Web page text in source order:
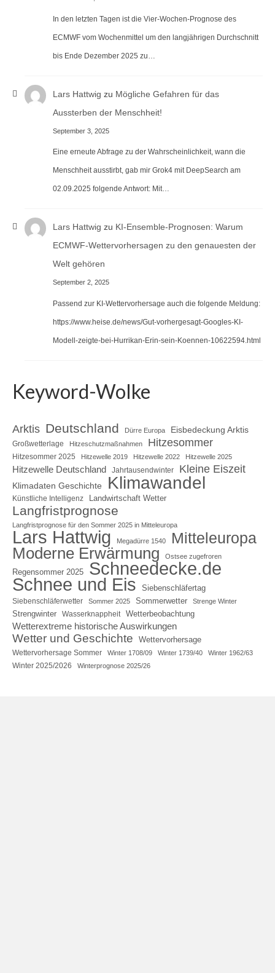
In den letzten Tagen ist die Vier-Wochen-Prognose des
ECMWF vom Wochenmittel um den langjährigen Durchschnitt
bis Ende Dezember 2025 zu…
Lars Hattwig zu Mögliche Gefahren für das
Aussterben der Menschheit!
September 3, 2025
Eine erneute Abfrage zu der Wahrscheinlichkeit, wann die
Menschheit ausstirbt, gab mir Grok4 mit DeepSearch am
02.09.2025 folgende Antwort: Mit…
Lars Hattwig zu KI-Ensemble-Prognosen: Warum
ECMWF-Wettervorhersagen zu den genauesten der
Welt gehören
September 2, 2025
Passend zur KI-Wettervorhersage auch die folgende Meldung:
https://www.heise.de/news/Gut-vorhergesagt-Googles-KI-
Modell-zeigte-bei-Hurrikan-Erin-sein-Koennen-10622594.html
Keyword-Wolke
Arktis Deutschland Dürre Europa Eisbedeckung Arktis
Großwetterlage Hitzeschutzmaßnahmen Hitzesommer
Hitzesommer 2025 Hitzewelle 2019 Hitzewelle 2022 Hitzewelle 2025
Hitzewelle Deutschland Jahrtausendwinter Kleine Eiszeit
Klimadaten Geschichte Klimawandel
Künstliche Intelligenz Landwirtschaft Wetter
Langfristprognose
Langfristprognose für den Sommer 2025 in Mitteleuropa
Lars Hattwig Megadürre 1540 Mitteleuropa
Moderne Erwärmung Ostsee zugefroren
Regensommer 2025 Schneedecke.de
Schnee und Eis Siebenschläfertag
Siebenschläferwetter Sommer 2025 Sommerwetter Strenge Winter
Strengwinter Wasserknappheit Wetterbeobachtung
Wetterextreme historische Auswirkungen
Wetter und Geschichte Wettervorhersage
Wettervorhersage Sommer Winter 1708/09 Winter 1739/40 Winter 1962/63
Winter 2025/2026 Winterprognose 2025/26